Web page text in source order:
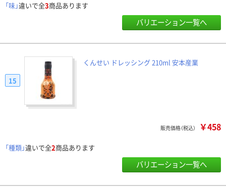
「味」違いで全3商品あります
バリエーション一覧へ
くんせい ドレッシング 210ml 安本産業
15
販売価格（税込） ￥458
「種類」違いで全2商品あります
バリエーション一覧へ